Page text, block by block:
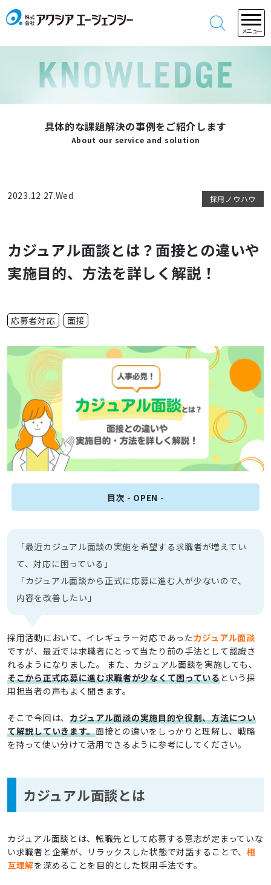
メニュー
具体的な課題解決の事例をご紹介します
About our service and solution
2023.12.27.Wed 採用ノウハウ
カジュアル面談とは？面接との違いや
実施目的、方法を詳しく解説！
応募者対応 面接
「最近カジュアル面談の実施を希望する求職者が増えてい
て、対応に困っている」
「カジュアル面談から正式に応募に進む人が少ないので、
内容を改善したい」
採用活動において、イレギュラー対応であったカジュアル面談
ですが、最近では求職者にとって当たり前の手法として認識さ
れるようになりました。 また、カジュアル面談を実施しても、
そこから正式応募に進む求職者が少なくて困っているという採
用担当者の声もよく聞きます。
そこで今回は、 カジュアル面談の実施目的や役割、方法につい
て解説していきます。面接との違いをしっかりと理解し、戦略
を持って使い分けて活用できるように参考にしてください。
カジュアル面談とは
カジュアル面談とは、転職先として応募する意志が定まっていな
い求職者と企業が、リラックスした状態で対話することで、 相
互理解を深めることを目的とした採用手法です。